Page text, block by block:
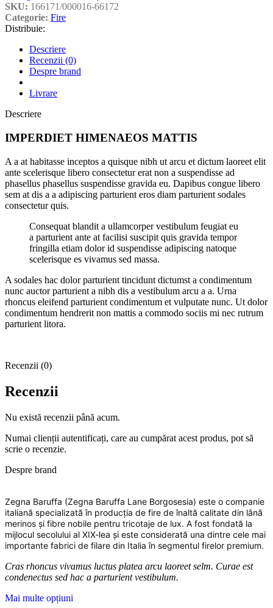
SKU: 166171/000016-66172
Categorie: Fire
Distribuie:
Descriere
Recenzii (0)
Despre brand
Livrare
Descriere
IMPERDIET HIMENAEOS MATTIS
A a at habitasse inceptos a quisque nibh ut arcu et dictum laoreet elit
ante scelerisque libero consectetur erat non a suspendisse ad
phasellus phasellus suspendisse gravida eu. Dapibus congue libero
sem at dis a a adipiscing parturient eros diam parturient sodales
consectetur quis.
Consequat blandit a ullamcorper vestibulum feugiat eu
a parturient ante at facilisi suscipit quis gravida tempor
fringilla etiam dolor id suspendisse adipiscing natoque
scelerisque es vivamus sed massa.
A sodales hac dolor parturient tincidunt dictumst a condimentum
nunc auctor parturient a nibh dis a vestibulum arcu a a. Urna
rhoncus eleifend parturient condimentum et vulputate nunc. Ut dolor
condimentum hendrerit non mattis a commodo sociis mi nec rutrum
parturient litora.
Recenzii (0)
Recenzii
Nu există recenzii până acum.
Numai clienții autentificați, care au cumpărat acest produs, pot să
scrie o recenzie.
Despre brand
Zegna Baruffa (Zegna Baruffa Lane Borgosesia) este o companie
italiană specializată în producția de fire de înaltă calitate din lână
merinos și fibre nobile pentru tricotaje de lux. A fost fondată la
mijlocul secolului al XIX-lea și este considerată una dintre cele mai
importante fabrici de filare din Italia în segmentul firelor premium.
Cras rhoncus vivamus luctus platea arcu laoreet selm. Curae est
condenectus sed hac a parturient vestibulum.
Mai multe opțiuni